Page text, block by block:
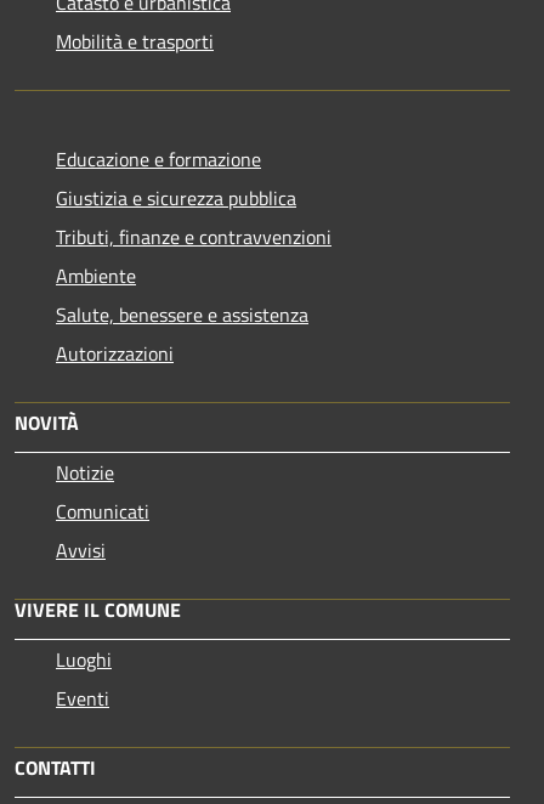
Mobilità e trasporti
Educazione e formazione
Giustizia e sicurezza pubblica
Tributi, finanze e contravvenzioni
Ambiente
Salute, benessere e assistenza
Autorizzazioni
NOVITÀ
Notizie
Comunicati
Avvisi
VIVERE IL COMUNE
Luoghi
Eventi
CONTATTI